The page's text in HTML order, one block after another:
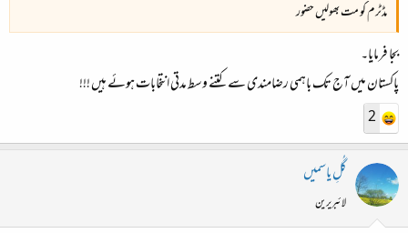
مڈٹرم کو مت بھولیں حضور
بجا فرمایا۔
پاکستان میں آج تک باہمی رضامندی سے کتنے وسط مدتی انتخابات ہوئے ہیں !!!
2
گُلِ یاسمیں
لائبریرین